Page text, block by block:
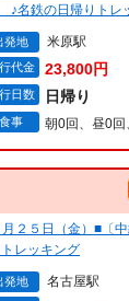
名鉄の日帰りトレ
発地 米原駅
代金 23,800円
日数 日帰り
食事 朝0回、昼0回
２５日（金）■〔
レッキング
発地 名古屋駅